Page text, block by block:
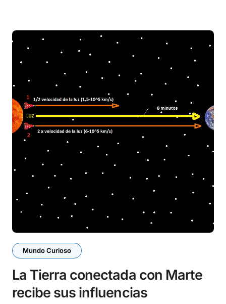
Mundo Curioso
La Tierra conectada con Marte
recibe sus influencias